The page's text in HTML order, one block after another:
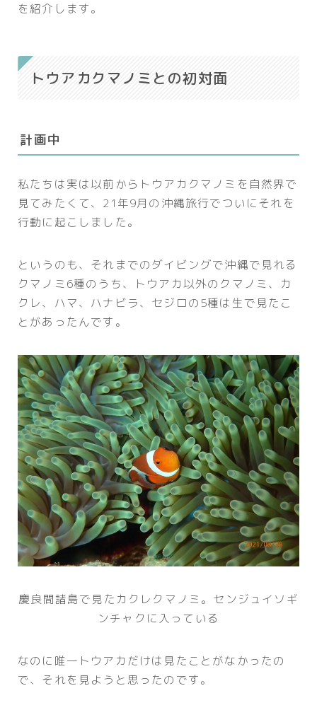
を紹介します。
トウアカクマノミとの初対面
計画中
私たちは実は以前からトウアカクマノミを自然界で
見てみたくて、21年9月の沖縄旅行でついにそれを
行動に起こしました。
というのも、それまでのダイビングで沖縄で見れる
クマノミ6種のうち、トウアカ以外のクマノミ、カ
クレ、ハマ、ハナビラ、セジロの5種は生で見たこ
とがあったんです。
慶良間諸島で見たカクレクマノミ。センジュイソギ
ンチャクに入っている
なのに唯一トウアカだけは見たことがなかったの
で、それを見ようと思ったのです。